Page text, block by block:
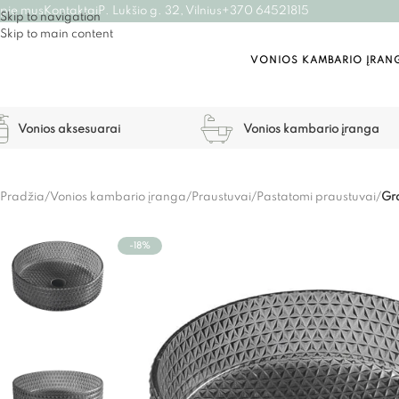
Skip to navigation
Skip to main content
mus Kontaktai P. Lukšio g. 32, Vilnius +370 64521815
VONIOS KAMBARIO
Vonios aksesuarai Vonios kambario įranga
Pradžia/Vonios kambario įranga/Praustuvai/Pastatomi praustuvai/
-18%